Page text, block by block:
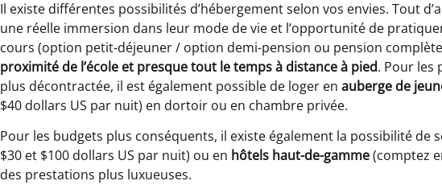
Il existe différentes possibilités d’hébergement selon vos envies. Tout
une réelle immersion dans leur mode de vie et l’opportunité de
cours (option petit-déjeuner / option demi-pension ou pension
proximité de l’école et presque tout le temps à distance à pied. Pour les
plus décontractée, il est également possible de loger en auberge de
$40 dollars US par nuit) en dortoir ou en chambre privée.
Pour les budgets plus conséquents, il existe également la possibilité de
$30 et $100 dollars US par nuit) ou en hôtels haut-de-gamme(comptez
des prestations plus luxueuses.